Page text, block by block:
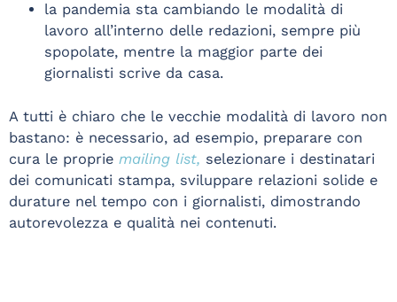
la pandemia sta cambiando le modalità di
lavoro all’interno delle redazioni, sempre più
spopolate, mentre la maggior parte dei
giornalisti scrive da casa.
A tutti è chiaro che le vecchie modalità di lavoro non
bastano: è necessario, ad esempio, preparare con
cura le proprie mailing list, selezionare i destinatari
dei comunicati stampa, sviluppare relazioni solide e
durature nel tempo con i giornalisti, dimostrando
autorevolezza e qualità nei contenuti.